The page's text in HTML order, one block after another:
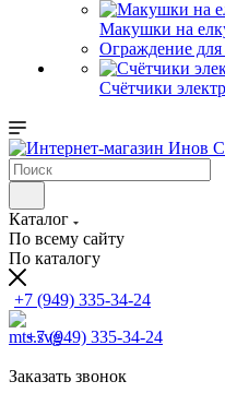
Макушки на
Ограждение для
Счётчики
Каталог
По всему сайту
По каталогу
+7 (949) 335-34-24
+7 (949) 335-34-24
Заказать звонок